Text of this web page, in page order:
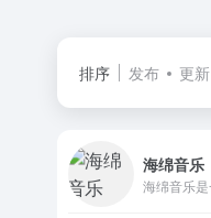
排序 发布 更新
海绵音乐